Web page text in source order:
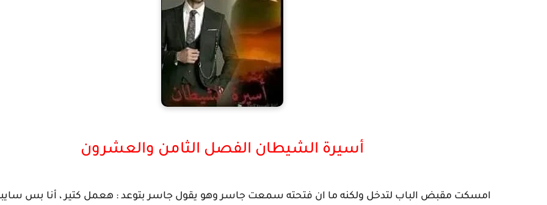
أسيرة الشيطان الفصل الثامن والعشرون
امسكت مقبض الباب لتدخل ولكنه ما ان فتحته سمعت جاسر وهو يقول جاسر بتوعد : هعمل كتير ، أنا بس